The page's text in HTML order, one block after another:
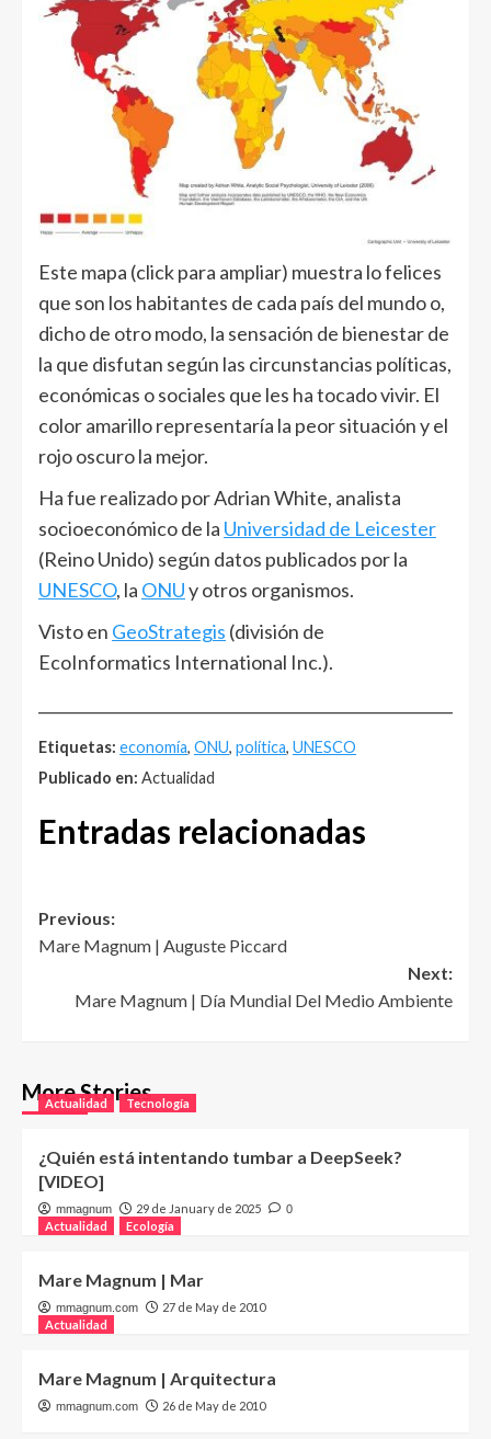
Este mapa (click para ampliar) muestra lo felices
que son los habitantes de cada país del mundo o,
dicho de otro modo, la sensación de bienestar de
la que disfutan según las circunstancias políticas,
económicas o sociales que les ha tocado vivir. El
color amarillo representaría la peor situación y el
rojo oscuro la mejor.
Ha fue realizado por Adrian White, analista
socioeconómico de la Universidad de Leicester
(Reino Unido) según datos publicados por la
UNESCO, la ONUy otros organismos.
Visto en GeoStrategis (división de
EcoInformatics International Inc.).
Etiquetas: economía, ONU, política, UNESCO
Publicado en: Actualidad
Entradas relacionadas
Post
navigation
Previous:
Mare Magnum | Auguste Piccard
Next:
Mare Magnum | Día Mundial Del Medio Ambiente
More Stories
Actualidad Tecnología
¿Quién está intentando tumbar a DeepSeek?
[VIDEO]
mmagnum 29 de January de 2025 0
Actualidad Ecología
Mare Magnum | Mar
mmagnum.com
27 de May de 2010
Actualidad
Mare Magnum | Arquitectura
mmagnum.com 26 de May de 2010